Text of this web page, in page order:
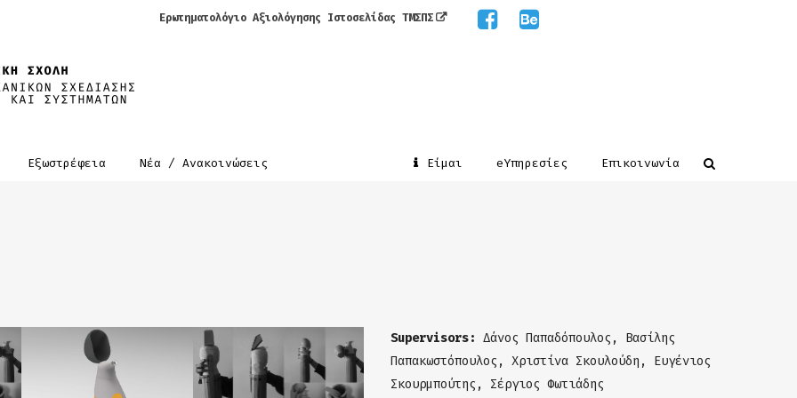
Ερωτηματολόγιο Αξιολόγησης Ιστοσελίδας ΤΜΣΠΣ
Εξωστρέφεια Νέα / Ανακοινώσεις Είμαι eΥπηρεσίες Επικοινωνία
Supervisors: Δάνος Παπαδόπουλος, Βασίλης
Παπακωστόπουλος, Χριστίνα Σκουλούδη, Ευγένιος
Σκουρμπούτης, Σέργιος Φωτιάδης